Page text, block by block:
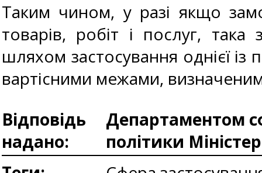
Таким чином, у разі якщо
товарів, робіт і послуг, така
шляхом застосування однієї
вартісними межами,
Відповідь
надано:
Департаментом
політики